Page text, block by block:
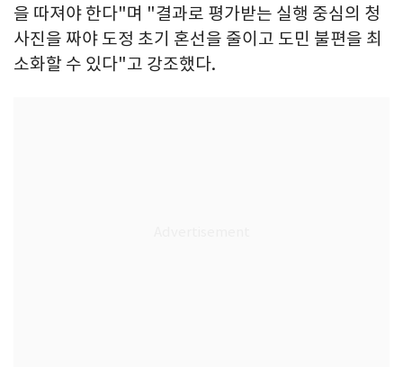
을 따져야 한다"며 "결과로 평가받는 실행 중심의 청
사진을 짜야 도정 초기 혼선을 줄이고 도민 불편을 최
소화할 수 있다"고 강조했다.